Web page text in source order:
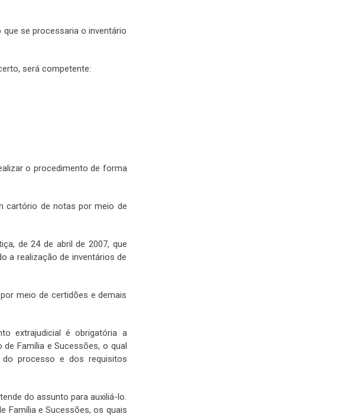
se processaria o inventário
será competente:
o procedimento de forma
cartório de notas por meio de
de 24 de abril de 2007, que
a realização de inventários de
meio de certidões e demais
extrajudicial é obrigatória a
Família e Sucessões, o qual
processo e dos requisitos
do assunto para auxiliá-lo.
Família e Sucessões, os quais